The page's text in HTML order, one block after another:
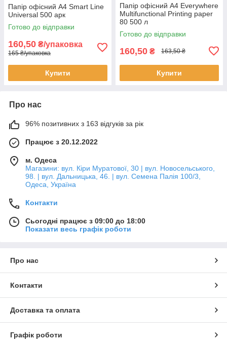
Папір офісний А4 Smart Line
Universal 500 арк
Готово до відправки
160,50 ₴/упаковка
165 ₴/упаковка
Купити
Папір офісний А4 Everywhere
Multifunctional Printing paper
80 500 л
Готово до відправки
160,50 ₴ 163,50 ₴
Купити
Про нас
96% позитивних з 163 відгуків за рік
Працює з 20.12.2022
м. Одеса
Магазини: вул. Кіри Муратової, 30 | вул. Новосельського,
98. | вул. Дальницька, 46. | вул. Семена Палія 100/3,
Одеса, Україна
Контакти
Сьогодні працює з 09:00 до 18:00
Показати весь графік роботи
Про нас
Контакти
Доставка та оплата
Графік роботи